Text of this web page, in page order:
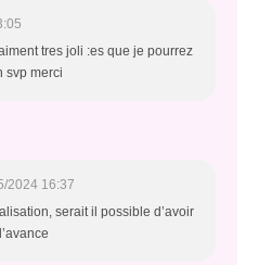
tres joli :es que je pourrez
svp merci
2024 16:37
serait il possible d’avoir